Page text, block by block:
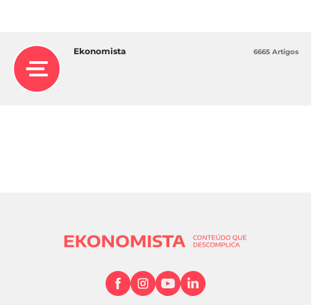
Ekonomista 6665 Artigos